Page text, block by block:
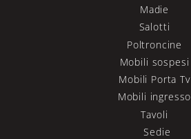
Madie
Salotti
Poltroncine
Mobili sospesi
Mobili Porta Tv
Mobili ingresso
Tavoli
Sedie